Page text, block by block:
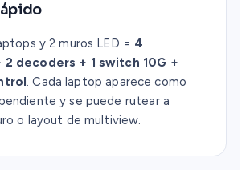
y 2 muros LED = 4
2 decoders + 1 switch 10G +
. Cada laptop aparece como
y se puede rutear a
o layout de multiview.